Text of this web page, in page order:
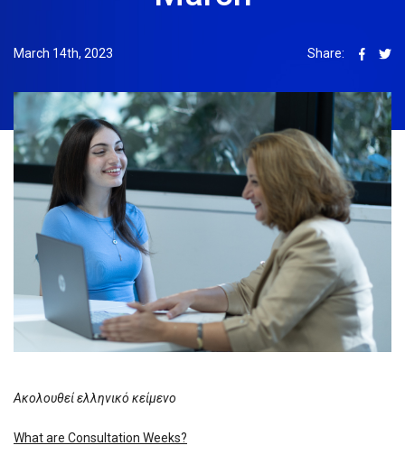
March 14th, 2023 Share:
Ακολουθεί ελληνικό κείμενο
What are Consultation Weeks?